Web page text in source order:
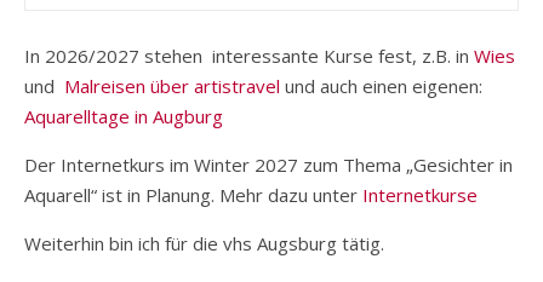
In 2026/2027 stehen interessante Kurse fest, z.B. in Wies
und Malreisen über artistravel und auch einen eigenen:
Aquarelltage in Augburg
Der Internetkurs im Winter 2027 zum Thema „Gesichter in
Aquarell“ ist in Planung. Mehr dazu unter Internetkurse
Weiterhin bin ich für die vhs Augsburg tätig.